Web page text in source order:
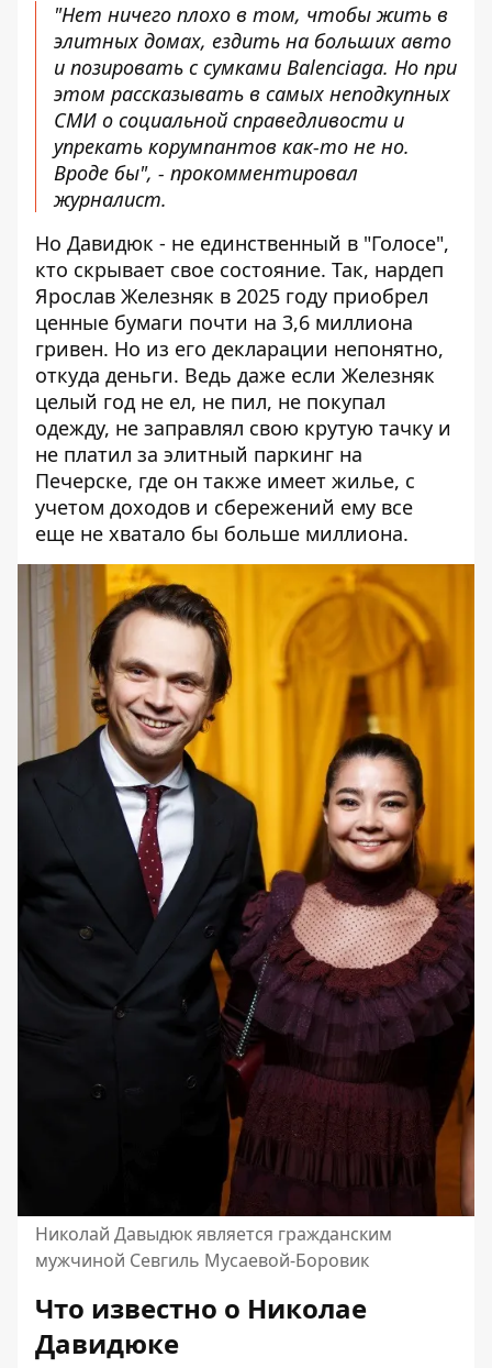
"Нет ничего плохо в том, чтобы жить в
элитных домах, ездить на больших авто
и позировать с сумками Balenciaga. Но при
этом рассказывать в самых неподкупных
СМИ о социальной справедливости и
упрекать корумпантов как-то не но.
Вроде бы", - прокомментировал
журналист.
Но Давидюк - не единственный в "Голосе",
кто скрывает свое состояние. Так, нардеп
Ярослав Железняк в 2025 году приобрел
ценные бумаги почти на 3,6 миллиона
гривен. Но из его декларации непонятно,
откуда деньги. Ведь даже если Железняк
целый год не ел, не пил, не покупал
одежду, не заправлял свою крутую тачку и
не платил за элитный паркинг на
Печерске, где он также имеет жилье, с
учетом доходов и сбережений ему все
еще не хватало бы больше миллиона.
Николай Давыдюк является гражданским
мужчиной Севгиль Мусаевой-Боровик
Что известно о Николае
Давидюке